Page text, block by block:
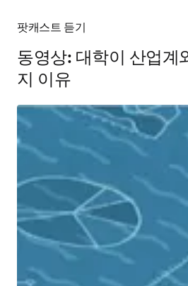
팟캐스트 듣기
동영상: 대학이 산업계
지 이유